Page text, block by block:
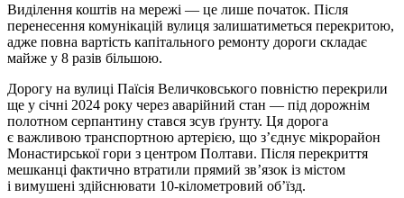
Виділення коштів на мережі — це лише початок. Після
перенесення комунікацій вулиця залишатиметься перекритою,
адже повна вартість капітального ремонту дороги складає
майже у 8 разів більшою.
Дорогу на вулиці Паїсія Величковського повністю перекрили
ще у січні 2024 року через аварійний стан — під дорожнім
полотном серпантину стався зсув ґрунту. Ця дорога
є важливою транспортною артерією, що з’єднує мікрорайон
Монастирської гори з центром Полтави. Після перекриття
мешканці фактично втратили прямий зв’язок із містом
і вимушені здійснювати 10-кілометровий об’їзд.